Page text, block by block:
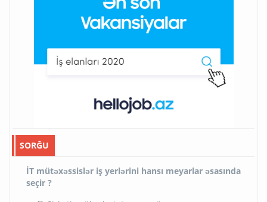
SORĞU
İT mütəxəssislər iş yerlərini hansı meyarlar əsasında
seçir ?